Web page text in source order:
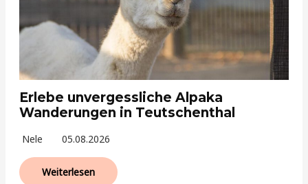
Erlebe unvergessliche Alpaka
Wanderungen in Teutschenthal
Nele 05.08.2026
Weiterlesen